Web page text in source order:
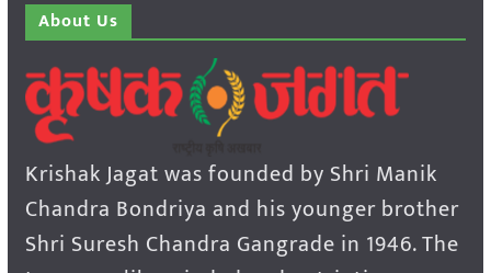
About Us
Krishak Jagat was founded by Shri Manik
Chandra Bondriya and his younger brother
Shri Suresh Chandra Gangrade in 1946. The